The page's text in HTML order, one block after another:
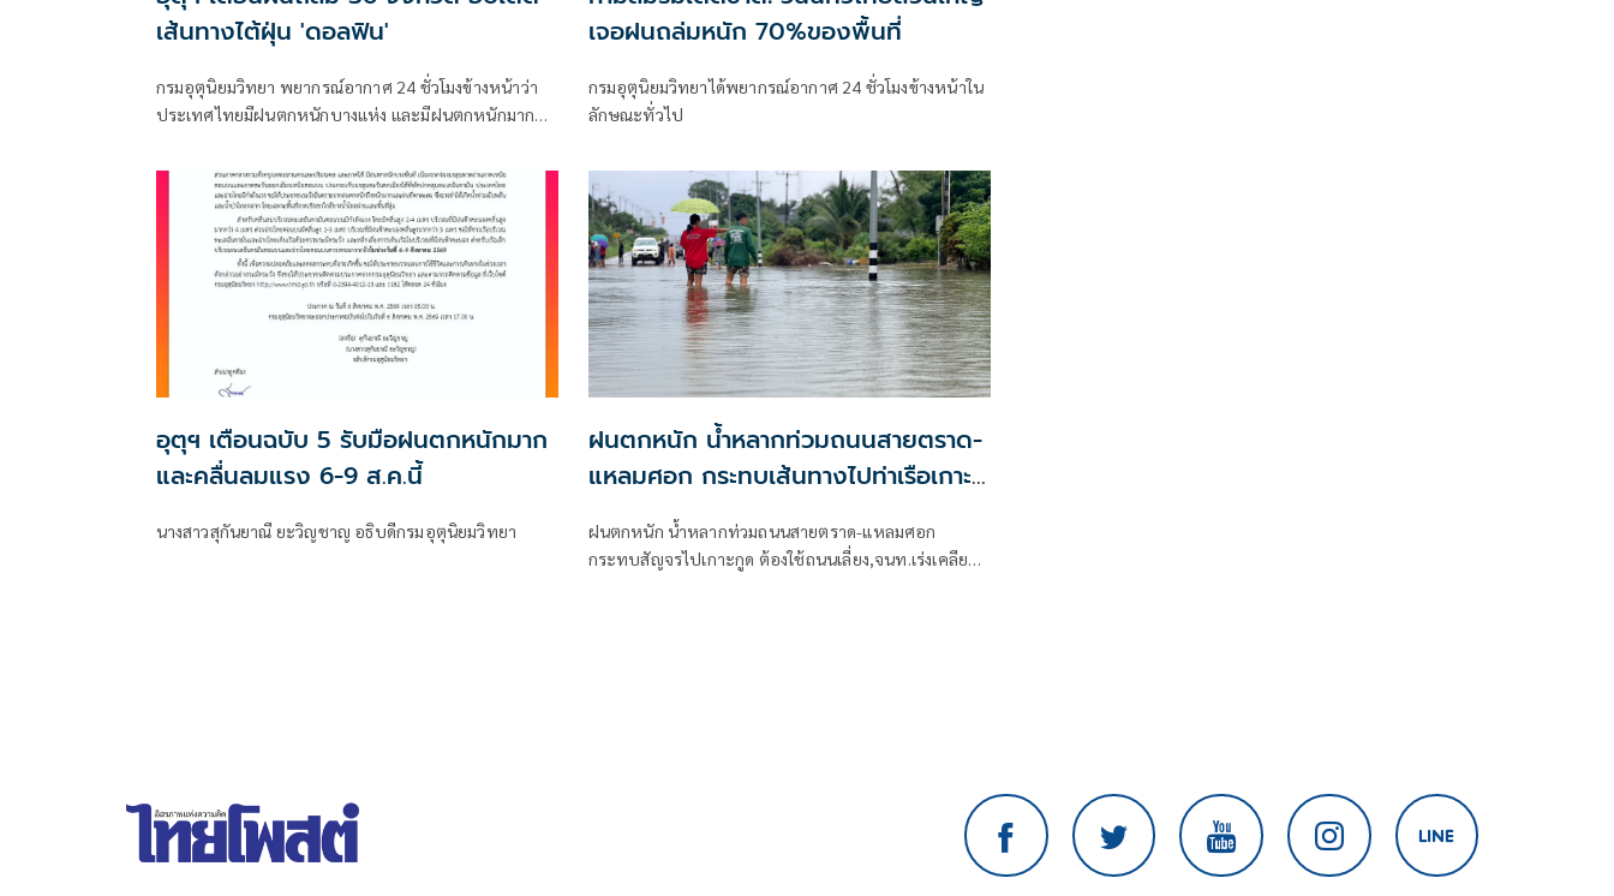
เส้นทางไต้ฝุ่น 'ดอลฟิน'
กรมอุตุนิยมวิทยา พยากรณ์อากาศ 24 ชั่วโมงข้างหน้าว่า
ประเทศไทยมีฝนตกหนักบางแห่ง และมีฝนตกหนักมาก
ตะวันออก
เจอฝนถล่มหนัก 70%ของพื้นที่
กรมอุตุนิยมวิทยาได้พยากรณ์อากาศ 24 ชั่วโมงข้างหน้าใน
ลักษณะทั่วไป
อุตุฯ เตือนฉบับ 5 รับมือฝนตกหนักมาก
และคลื่นลมแรง 6-9 ส.ค.นี้
นางสาวสุกันยาณี ยะวิญชาญ อธิบดีกรมอุตุนิยมวิทยา
ฝนตกหนัก น้ำหลากท่วมถนนสายตราด-
แหลมศอก กระทบเส้นทางไปท่าเรือเกาะ
ฝนตกหนัก น้ำหลากท่วมถนนสายตราด-แหลมศอก
กระทบสัญจรไปเกาะกูด ต้องใช้ถนนเลี่ยง,จนท.เร่งเคลียร์